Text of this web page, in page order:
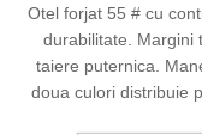
Otel forjat 55 # cu
durabilitate. Margini
taiere puternica.
doua culori distribuie